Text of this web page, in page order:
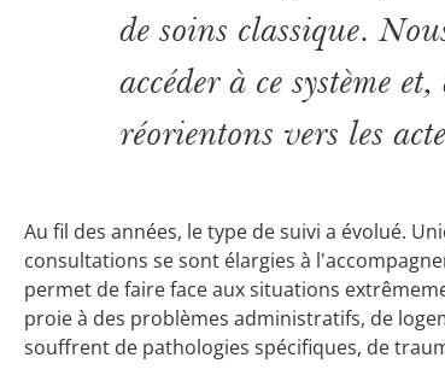
de soins classique.
accéder à ce système
réorientons vers les
Au fil des années, le type de suivi a évolué.
consultations se sont élargies à
permet de faire face aux situations
proie à des problèmes administratifs, de
souffrent de pathologies spécifiques, de